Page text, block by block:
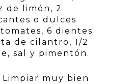
de limón, 2
o dulces
6 dientes
de cilantro, 1/2
sal y pimentón.
muy bien